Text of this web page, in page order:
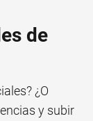
de
¿O
y subir